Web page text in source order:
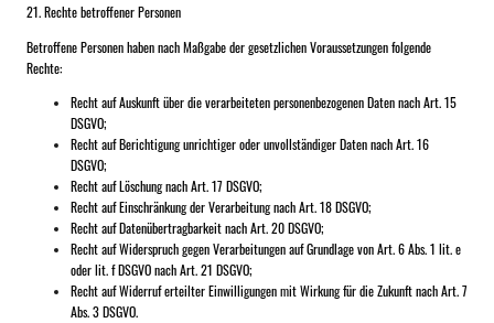
21. Rechte betroffener Personen
Betroffene Personen haben nach Maßgabe der gesetzlichen Voraussetzungen folgende
Rechte:
Recht auf Auskunft über die verarbeiteten personenbezogenen Daten nach Art. 15
DSGVO;
Recht auf Berichtigung unrichtiger oder unvollständiger Daten nach Art. 16
DSGVO;
Recht auf Löschung nach Art. 17 DSGVO;
Recht auf Einschränkung der Verarbeitung nach Art. 18 DSGVO;
Recht auf Datenübertragbarkeit nach Art. 20 DSGVO;
Recht auf Widerspruch gegen Verarbeitungen auf Grundlage von Art. 6 Abs. 1 lit. e
oder lit. f DSGVO nach Art. 21 DSGVO;
Recht auf Widerruf erteilter Einwilligungen mit Wirkung für die Zukunft nach Art. 7
Abs. 3 DSGVO.